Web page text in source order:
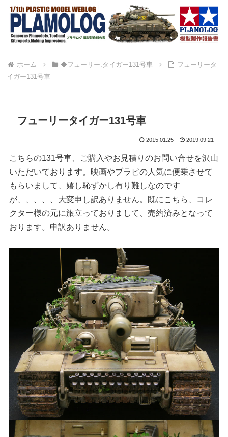
ホーム ◆フューリー.タイガー131号車
フューリータ
イガー131号車
フューリータイガー131号車
2015.01.25 2019.09.21
こちらの131号車、ご購入やお見積りのお問い合せを沢山
いただいております。映画やブラピの人気に便乗させて
もらいまして、嬉し恥ずかし有り難しなのです
が、、、、、大変申し訳ありません。既にこちら、コレ
クター様の元に旅立っておりまして、売約済みとなって
おります。申訳ありません。